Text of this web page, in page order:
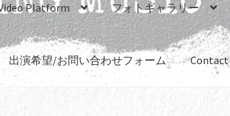
Platform フォトギャラリー
出演希望/お問い合わせフォーム Contact